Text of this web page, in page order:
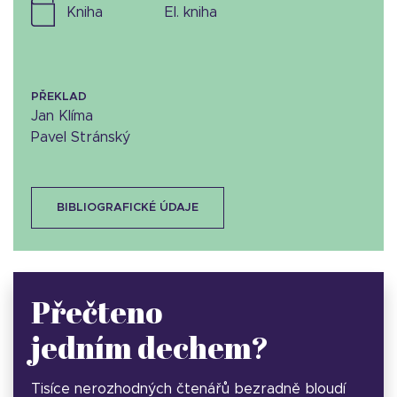
kniha el. kniha
PŘEKLAD
Jan Klíma
Pavel Stránský
BIBLIOGRAFICKÉ ÚDAJE
Přečteno
jedním dechem?
Tisíce nerozhodných čtenářů bezradně bloudí